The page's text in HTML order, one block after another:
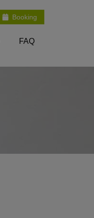
Booking
FAQ